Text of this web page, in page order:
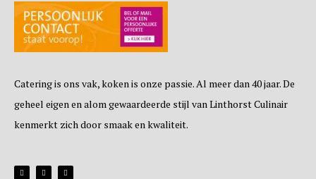
Catering is ons vak, koken is onze passie. Al meer dan 40 jaar. De
geheel eigen en alom gewaardeerde stijl van Linthorst Culinair
kenmerkt zich door smaak en kwaliteit.